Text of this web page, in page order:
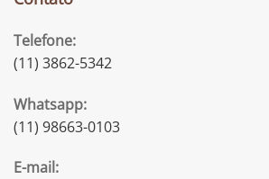
Telefone:
(11) 3862-5342
Whatsapp:
(11) 98663-0103
E-mail: